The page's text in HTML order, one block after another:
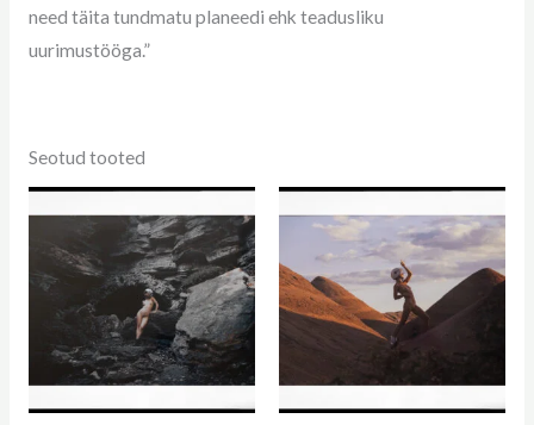
need täita tundmatu planeedi ehk teadusliku
uurimustööga.”
Seotud tooted